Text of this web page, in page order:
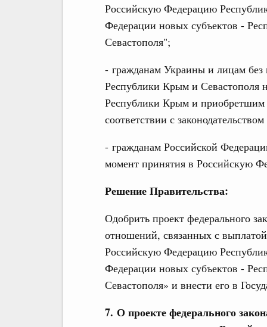
Российскую Федерацию
Федерации новых субъектов -
Севастополя";
- гражданам Украины и лицам
Республики Крым и Севастополя
Республики Крым и приобретшим
соответствии с
- гражданам Российской
момент принятия в Российскую
Решение Правительства:
Одобрить проект федерального
отношений, связанных с
Российскую Федерацию
Федерации новых субъектов -
Севастополя» и внести его в
7. О проекте федерального